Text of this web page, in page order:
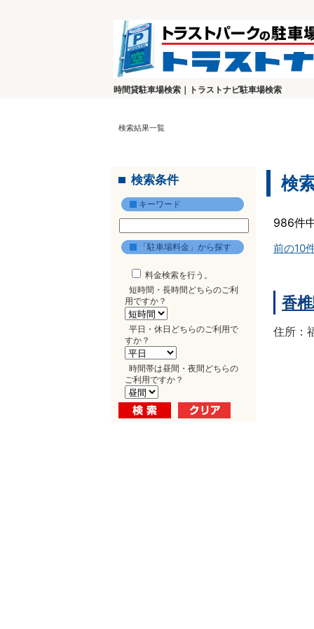
時間貸駐車場検索｜トラストナビ駐車場検索
検索結果一覧
検索条件
キーワード
「駐車場料金」から探す
料金検索を行う。
短時間・長時間どちらのご利
用ですか？
平日・休日どちらのご利用で
すか？
時間帯は昼間・夜間どちらの
ご利用ですか？
検
986件
前の10
香
住所：